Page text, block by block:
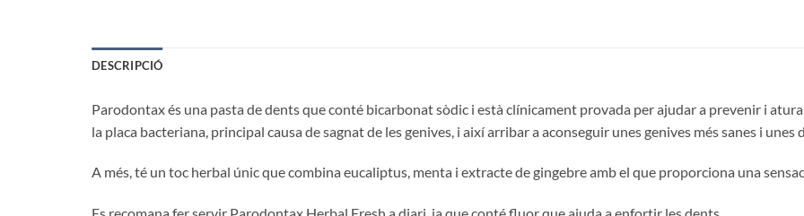
DESCRIPCIÓ
Parodontax és una pasta de dents que conté bicarbonat sòdic i està clínicament provada per ajudar a prevenir i
la placa bacteriana, principal causa de sagnat de les genives, i així arribar a aconseguir unes genives més sanes i unes
A més, té un toc herbal únic que combina eucaliptus, menta i extracte de gingebre amb el que proporciona una